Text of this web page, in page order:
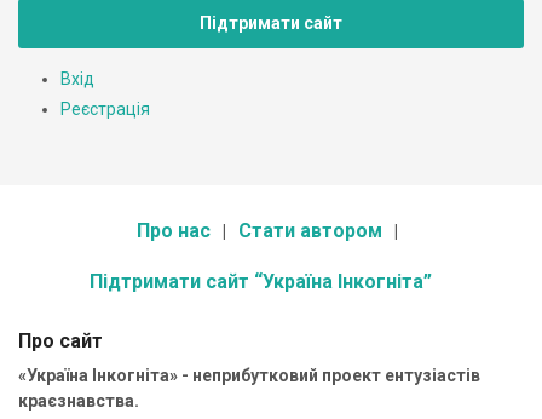
Підтримати сайт
Вхід
Реєстрація
Про нас Стати автором
Підтримати сайт “Україна Інкогніта”
Про сайт
«Україна Інкогніта» - неприбутковий проект ентузіастів
краєзнавства.